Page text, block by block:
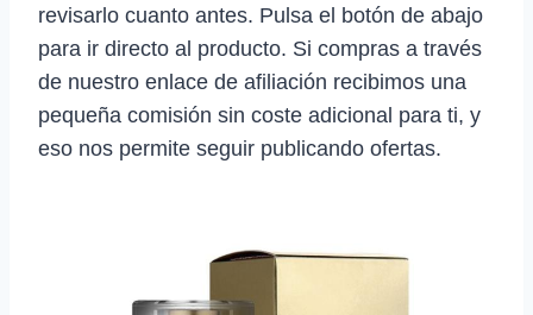
revisarlo cuanto antes. Pulsa el botón de abajo
para ir directo al producto. Si compras a través
de nuestro enlace de afiliación recibimos una
pequeña comisión sin coste adicional para ti, y
eso nos permite seguir publicando ofertas.